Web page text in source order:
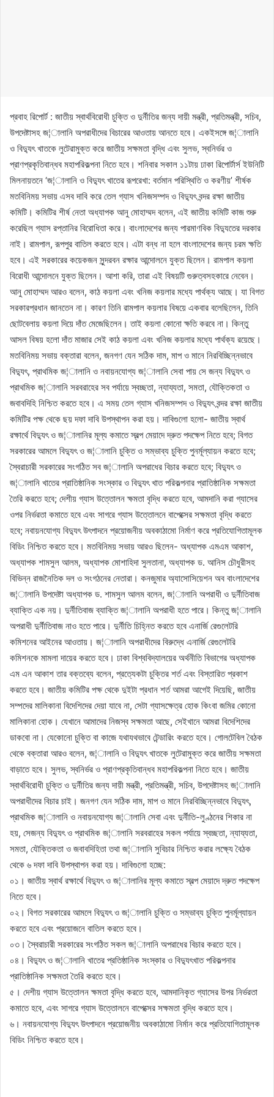
প্রবাহ রিপোর্ট : জাতীয় স্বার্থবিরোধী চুক্তি ও দুর্নীতির জন্য দায়ী মন্ত্রী, প্রতিমন্ত্রী, সচিব,
উপদেষ্টাসহ জ¦ালানি অপরাধীদের বিচারের আওতায় আনতে হবে। একইসঙ্গে জ¦ালানি
ও বিদ্যুৎ খাতকে লুটেরামুক্ত করে জাতীয় সক্ষমতা বৃদ্ধি এবং সুলভ, স্বনির্ভর ও
প্রাণপ্রকৃতিবান্ধব মহাপরিকল্পনা নিতে হবে। শনিবার সকাল ১১টায় ঢাকা রিপোর্টার্স ইউনিটি
মিলনায়তনে ‘জ¦ালানি ও বিদ্যুৎ খাতের রূপরেখা: বর্তমান পরিস্থিতি ও করণীয়’ শীর্ষক
মতবিনিময় সভায় এসব দাবি করে তেল গ্যাস খনিজসম্পদ ও বিদ্যুৎ বন্দর রক্ষা জাতীয়
কমিটি। কমিটির শীর্ষ নেতা অধ্যাপক আনু মোহাম্মদ বলেন, এই জাতীয় কমিটি কাজ শুরু
করেছিল গ্যাস রপ্তানির বিরোধিতা করে। বাংলাদেশের জন্য পারমাণবিক বিদ্যুতের দরকার
নাই। রামপাল, রূপপুর বাতিল করতে হবে। এটা বন্ধ না হলে বাংলাদেশের জন্য চরম ক্ষতি
হবে। এই সরকারের কয়েকজন সুন্দরবন রক্ষার আন্দোলনে যুক্ত ছিলেন। রামপাল কয়লা
বিরোধী আন্দোলনে যুক্ত ছিলেন। আশা করি, তারা এই বিষয়টি গুরুত্বসহকারে নেবেন।
আনু মোহাম্মদ আরও বলেন, কাঠ কয়লা এবং খনিজ কয়লার মধ্যে পার্থক্য আছে। যা বিগত
সরকারপ্রধান জানতেন না। কারণ তিনি রামপাল কয়লার বিষয়ে একবার বলেছিলেন, তিনি
ছোটবেলায় কয়লা দিয়ে দাঁত মেজেছিলেন। তাই কয়লা কোনো ক্ষতি করবে না। কিন্তু
আসল বিষয় হলো দাঁত মাজার সেই কাঠ কয়লা এবং খনিজ কয়লার মধ্যে পার্থক্য রয়েছে।
মতবিনিময় সভায় বক্তারা বলেন, জনগণ যেন সঠিক দাম, মাপ ও মানে নিরবিচ্ছিন্নভাবে
বিদ্যুৎ, প্রাথমিক জ¦ালানি ও নবায়নযোগ্য জ¦ালানি সেবা পায় সে জন্য বিদ্যুৎ ও
প্রাথমিক জ¦ালানি সরবরাহের সব পর্যায়ে স্বচ্ছতা, ন্যায্যতা, সমতা, যৌক্তিকতা ও
জবাবদিহি নিশ্চিত করতে হবে। এ সময় তেল গ্যাস খনিজসম্পদ ও বিদ্যুৎ বন্দর রক্ষা জাতীয়
কমিটির পক্ষ থেকে ছয় দফা দাবি উপস্থাপন করা হয়। দাবিগুলো হলো- জাতীয় স্বার্থ
রক্ষার্থে বিদ্যুৎ ও জ¦ালানির মূল্য কমাতে স্বল্প মেয়াদে দ্রুত পদক্ষেপ নিতে হবে; বিগত
সরকারের আমলে বিদ্যুৎ ও জ¦ালানি চুক্তি ও সম্ভাব্য চুক্তি পুনর্মূল্যায়ন করতে হবে;
স্বৈরাচারী সরকারের সংগঠিত সব জ¦ালানি অপরাধের বিচার করতে হবে; বিদ্যুৎ ও
জ¦ালানি খাতের প্রাতিষ্ঠানিক সংস্কার ও বিদ্যুৎ খাত পরিকল্পনার প্রাতিষ্ঠানিক সক্ষমতা
তৈরি করতে হবে; দেশীয় গ্যাস উত্তোলন ক্ষমতা বৃদ্ধি করতে হবে, আমদানি করা গ্যাসের
ওপর নির্ভরতা কমাতে হবে এবং সাগরে গ্যাস উত্তোলনে বাপেক্সের সক্ষমতা বৃদ্ধি করতে
হবে; নবায়নযোগ্য বিদ্যুৎ উৎপাদনে প্রয়োজনীয় অবকাঠামো নির্মাণ করে প্রতিযোগিতামূলক
বিডিং নিশ্চিত করতে হবে। মতবিনিময় সভায় আরও ছিলেন- অধ্যাপক এমএম আকাশ,
অধ্যাপক শামসুল আলম, অধ্যাপক মোশাহিদা সুলতানা, অধ্যাপক ড. আনিস চৌধুরীসহ
বিভিন্ন রাজনৈতিক দল ও সংগঠনের নেতারা। কনজুমার অ্যাসোসিয়েশন অব বাংলাদেশের
জ¦ালানি উপদেষ্টা অধ্যাপক ড. শামসুল আলম বলেন, জ¦ালানি অপরাধী ও দুর্নীতিবাজ
ব্যাক্তি এক নয়। দুর্নীতিবাজ ব্যাক্তি জ¦ালানি অপরাধী হতে পারে। কিন্তু জ¦ালানি
অপরাধী দুর্নীতিবাজ নাও হতে পারে। দুর্নীতি চিহ্নিত করতে হবে এনার্জি রেগুলেটরি
কমিশনের আইনের আওতায়। জ¦ালানি অপরাধীদের বিরুদ্ধে এনার্জি রেগুলেটরি
কমিশনকে মামলা দায়ের করতে হবে। ঢাকা বিশ্ববিদ্যালয়ের অর্থনীতি বিভাগের অধ্যাপক
এম এন আকাশ তার বক্তব্যে বলেন, প্রত্যেকটা চুক্তির শর্ত এবং বিস্তারিত প্রকাশ
করতে হবে। জাতীয় কমিটির পক্ষ থেকে দুইটা প্রধান শর্ত আমরা আগেই দিয়েছি, জাতীয়
সম্পদের মালিকানা বিদেশিদের দেয়া যাবে না, সেটা গ্যাসক্ষেত্র হোক কিংবা জমির কোনো
মালিকানা হোক। যেখানে আমাদের নিজস্ব সক্ষমতা আছে, সেইখানে আমরা বিদেশিদের
ডাকবো না। যেকোনো চুক্তি বা কাজে যথাযথভাবে টেন্ডারিং করতে হবে। গোলটেবিল বৈঠক
থেকে বক্তারা আরও বলেন, জ¦ালানি ও বিদ্যুৎ খাতকে লুটেরামুক্ত করে জাতীয় সক্ষমতা
বাড়াতে হবে। সুলভ, স্বনির্ভর ও প্রাণপ্রকৃতিবান্ধব মহাপরিকল্পনা নিতে হবে। জাতীয়
স্বার্থবিরোধী চুক্তি ও দুর্নীতির জন্য দায়ী মন্ত্রী, প্রতিমন্ত্রী, সচিব, উপদেষ্টাসহ জ¦ালানি
অপরাধীদের বিচার চাই। জনগণ যেন সঠিক দাম, মাপ ও মানে নিরবিচ্ছিন্নভাবে বিদ্যুৎ,
প্রাথমিক জ¦ালানি ও নবায়নযোগ্য জ¦ালানি সেবা এবং দুর্নীতি-লুণ্ঠনের শিকার না
হয়, সেজন্য বিদ্যুৎ ও প্রাথমিক জ¦ালানি সরবরাহের সকল পর্যায়ে স্বচ্ছতা, ন্যায্যতা,
সমতা, যৌক্তিকতা ও জবাবদিহিতা তথা জ¦ালানি সুবিচার নিশ্চিত করার লক্ষ্যে বৈঠক
থেকে ৬ দফা দাবি উপস্থাপন করা হয়। দাবিগুলো হচ্ছে:
০১। জাতীয় স্বার্থ রক্ষার্থে বিদ্যুৎ ও জ¦ালানির মূল্য কমাতে স্বল্প মেয়াদে দ্রুত পদক্ষেপ
নিতে হবে।
০২। বিগত সরকারের আমলে বিদ্যুৎ ও জ¦ালানি চুক্তি ও সম্ভাব্য চুক্তি পুনর্মূল্যায়ন
করতে হবে এবং প্রয়োজনে বাতিল করতে হবে।
০৩। স্বৈরাচারী সরকারের সংগঠিত সকল জ¦ালানি অপরাধের বিচার করতে হবে।
০৪। বিদ্যুৎ ও জ¦ালানি খাতের প্রতিষ্ঠানিক সংস্কার ও বিদ্যুৎখাত পরিকল্পনার
প্রাতিষ্ঠানিক সক্ষমতা তৈরি করতে হবে।
৫। দেশীয় গ্যাস উত্তোলন ক্ষমতা বৃদ্ধি করতে হবে, আমদানিকৃত গ্যাসের উপর নির্ভরতা
কমাতে হবে, এবং সাগরে গ্যাস উত্তোলনে বাপেক্সের সক্ষমতা বৃদ্ধি করতে হবে।
৬। নবায়নযোগ্য বিদ্যুৎ উৎপাদনে প্রয়োজনীয় অবকাঠামো নির্মান করে প্রতিযোগিতামূলক
বিডিং নিশ্চিত করতে হবে।